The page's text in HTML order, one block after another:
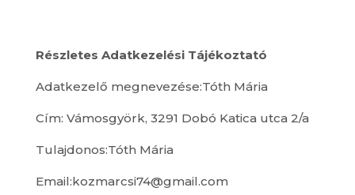
Részletes Adatkezelési Tájékoztató
Adatkezelő megnevezése:Tóth Mária
Cím: Vámosgyörk, 3291 Dobó Katica utca 2/a
Tulajdonos:Tóth Mária
Email:kozmarcsi74@gmail.com